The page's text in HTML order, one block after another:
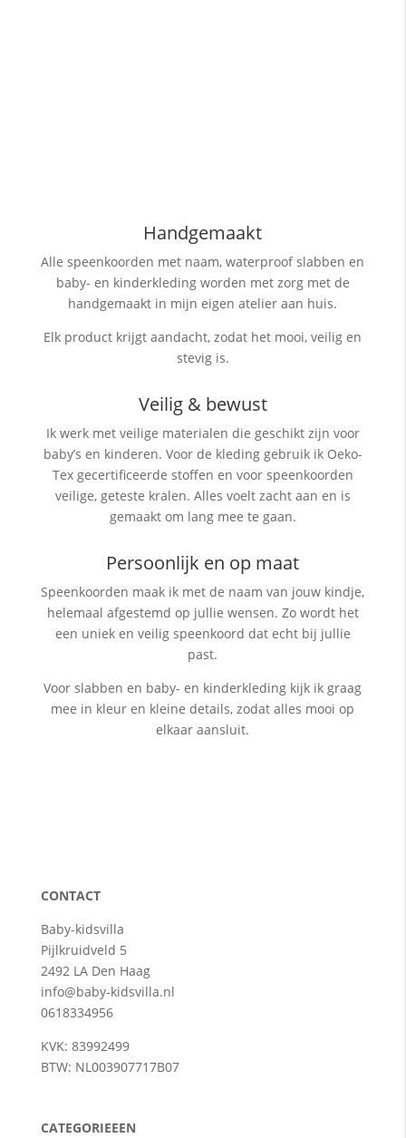
Handgemaakt
Alle speenkoorden met naam, waterproof slabbenen
baby- en kinderkleding worden met zorg met de
handgemaakt in mijn eigen atelier aan huis.
Elk product krijgt aandacht, zodat het mooi, veilig en
stevig is.
Veilig & bewust
Ik werk met veilige materialen die geschikt zijn voor
baby’s en kinderen. Voor de kleding gebruik ik Oeko-
Tex gecertificeerde stoffen en voor speenkoorden
veilige, geteste kralen. Alles voelt zacht aan en is
gemaakt om lang mee te gaan.
Persoonlijk en op maat
Speenkoorden maak ik met de naam van jouw kindje,
helemaal afgestemd op jullie wensen. Zo wordt het
een uniek en veilig speenkoord dat echt bij jullie
past.
Voor slabben en baby- en kinderkleding kijk ik graag
mee in kleur en kleine details, zodat alles mooi op
elkaar aansluit.
CONTACT
Baby-kidsvilla
Pijlkruidveld 5
2492 LA Den Haag
info@baby-kidsvilla.nl
0618334956
KVK: 83992499
BTW: NL003907717B07
CATEGORIEEEN